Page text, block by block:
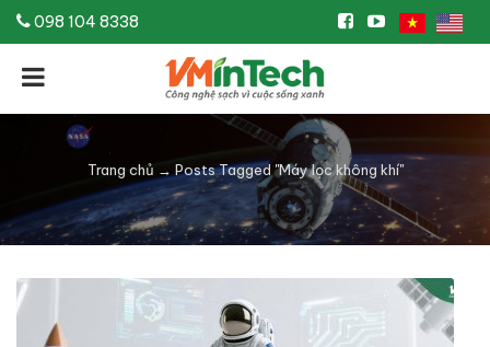
098 104 8338
Trang chủ → Posts Tagged "Máy lọc không khí"